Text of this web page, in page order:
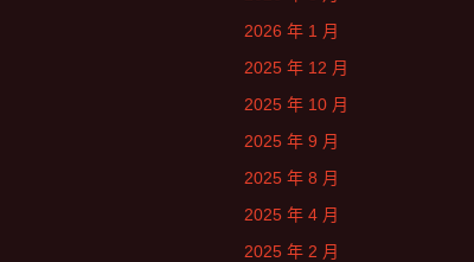
2026 年 1 月
2025 年 12 月
2025 年 10 月
2025 年 9 月
2025 年 8 月
2025 年 4 月
2025 年 2 月